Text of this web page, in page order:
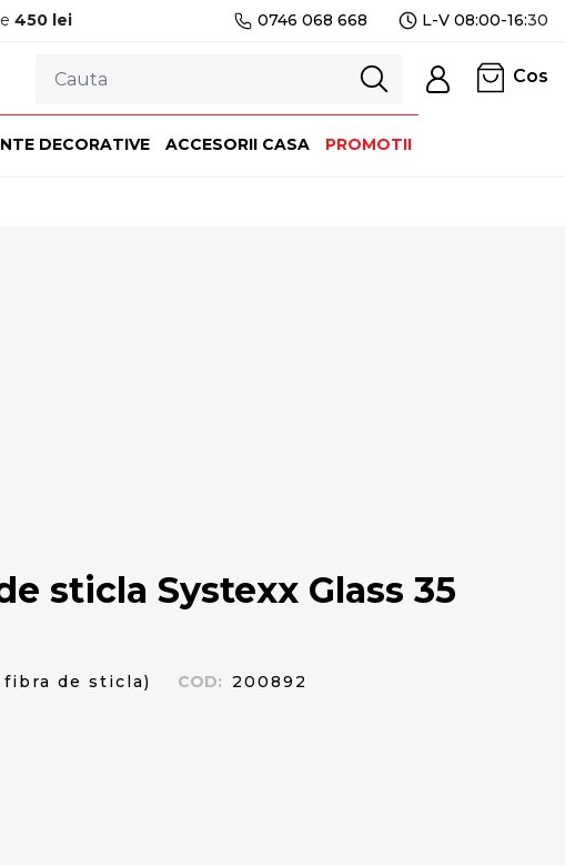
450 lei 0746 068 668 L-V 08:00-16:30
Cos
DECORATIVE ACCESORII CASA PROMOTII
sticla Systexx Glass 35
de sticla) COD: 200892